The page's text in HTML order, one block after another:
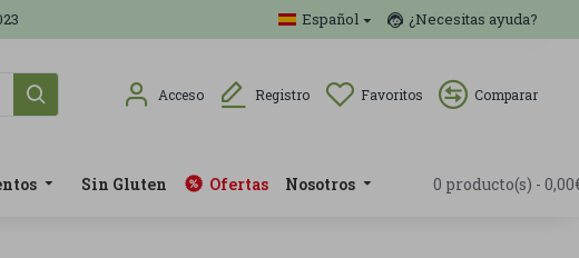
Español ¿Necesitas ayuda?
Acceso Registro Favoritos Comparar
Sin Gluten Ofertas Nosotros 0 producto(s) -